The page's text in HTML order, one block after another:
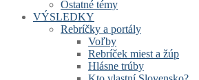
Ostatné témy
VÝSLEDKY
Rebríčky a portály
Voľby
Rebríček miest a žúp
Hlásne trúby